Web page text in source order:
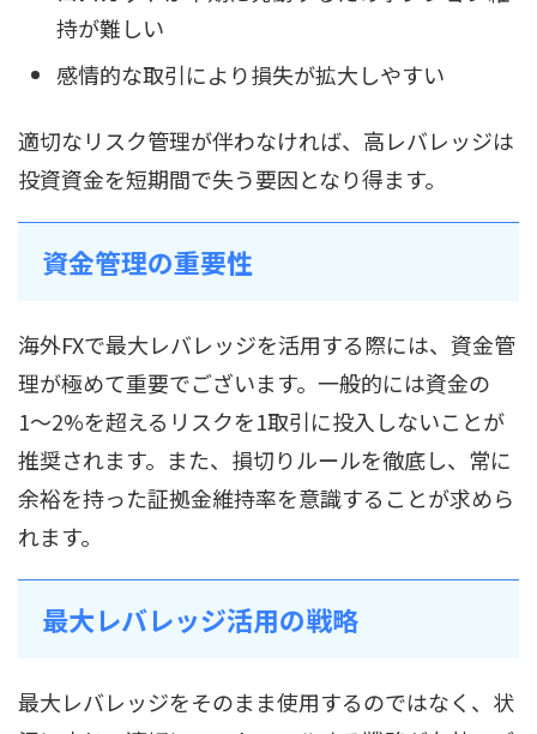
持が難しい
感情的な取引により損失が拡大しやすい
適切なリスク管理が伴わなければ、高レバレッジは
投資資金を短期間で失う要因となり得ます。
資金管理の重要性
海外FXで最大レバレッジを活用する際には、資金管
理が極めて重要でございます。一般的には資金の
1〜2%を超えるリスクを1取引に投入しないことが
推奨されます。また、損切りルールを徹底し、常に
余裕を持った証拠金維持率を意識することが求めら
れます。
最大レバレッジ活用の戦略
最大レバレッジをそのまま使用するのではなく、状